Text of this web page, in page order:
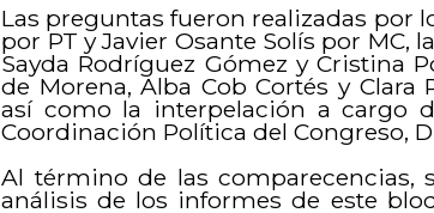
Las preguntas fueron realizadas por
por PT y Javier Osante Solís por MC,
Sayda Rodríguez Gómez y Cristina
de Morena, Alba Cob Cortés y Clara
así como la interpelación a cargo
Coordinación Política del Congreso,
Al término de las comparecencias,
análisis de los informes de este